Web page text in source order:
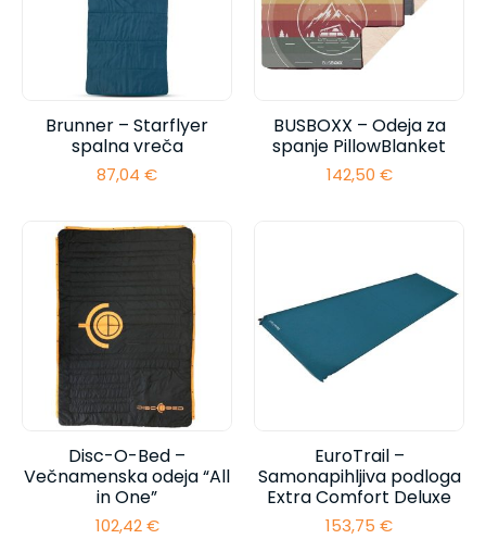
Brunner – Starflyer
spalna vreča
87,04 €
BUSBOXX – Odeja za
spanje PillowBlanket
142,50 €
Disc-O-Bed –
Večnamenska odeja “All
in One”
102,42€
EuroTrail –
Samonapihljiva podloga
Extra Comfort Deluxe
153,75 €